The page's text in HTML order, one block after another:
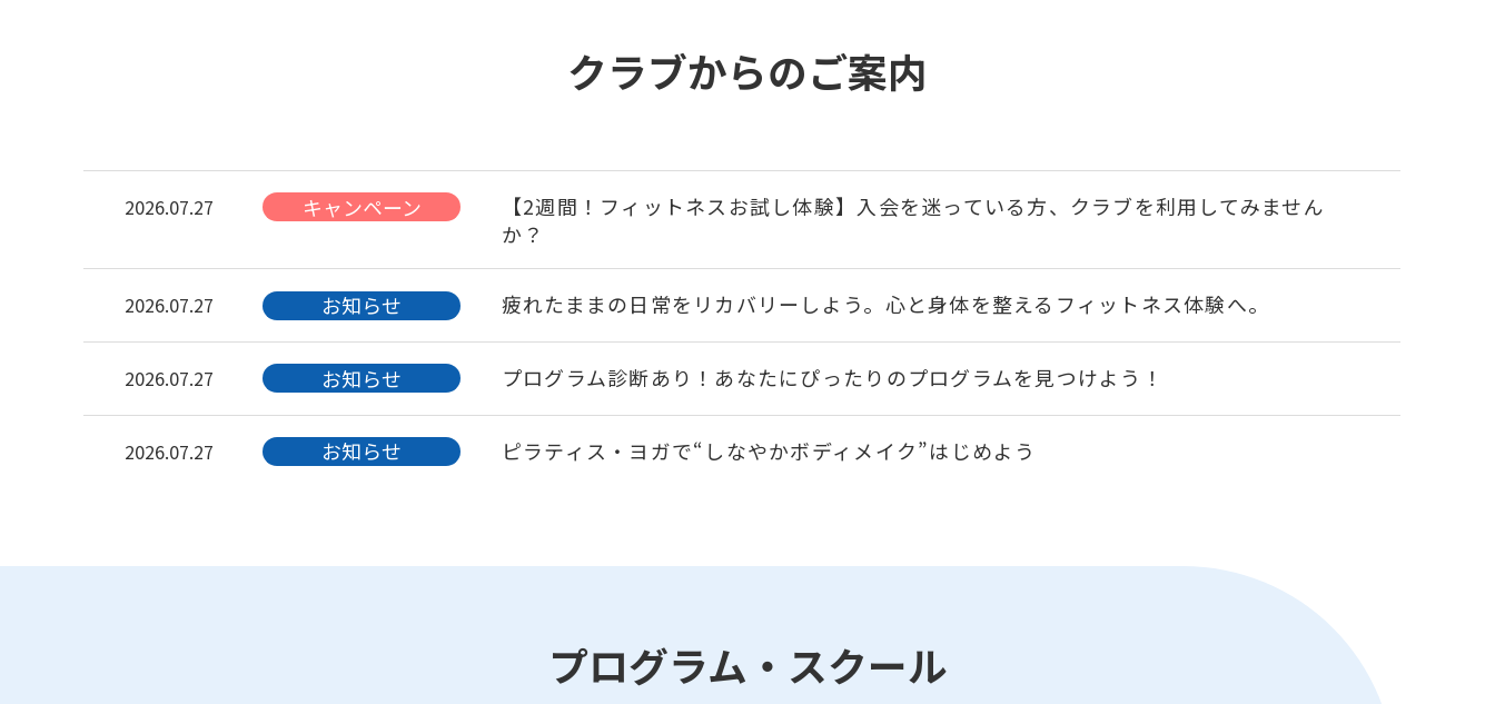
クラブからのご案内
2026.07.27 キャンペーン
【2週間！フィットネスお試し体験】入会を迷っている方、クラブを利用してみません
か？
2026.07.27 お知らせ 疲れたままの日常をリカバリーしよう。心と身体を整えるフィットネス体験へ。
2026.07.27 お知らせ プログラム診断あり！あなたにぴったりのプログラムを見つけよう！
2026.07.27 お知らせ ピラティス・ヨガで“しなやかボディメイク”はじめよう
泳げなくても楽しめる！一年を通じてプールを楽しもう！
プログラム・スクール